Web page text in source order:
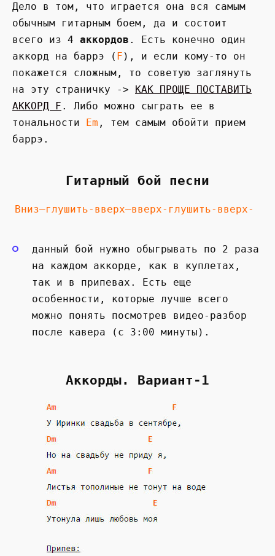
Дело в том, что играется она вся самым
обычным гитарным боем, да и состоит
всего из 4 аккордов . Есть конечно один
аккорд на баррэ ( F ), и если кому-то он
покажется сложным, то советую заглянуть
на эту страничку ->
КАК ПРОЩЕ ПОСТАВИТЬ
АККОРД F . Либо можно сыграть ее в
тональности
Em , тем самым обойти прием
баррэ.
Гитарный бой песни
Вниз—глушить-вверх—вверх-глушить-вверх-
данный бой нужно обыгрывать по 2 раза
на каждом аккорде, как в куплетах,
так и в припевах. Есть еще
особенности, которые лучше всего
можно понять посмотрев видео-разбор
после кавера (с 3:00 минуты).
Аккорды. Вариант-1